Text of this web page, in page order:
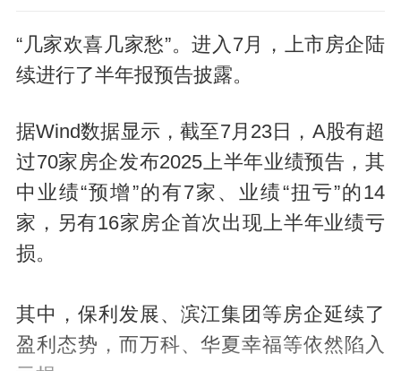
“几家欢喜几家愁”。进入7月，上市房企陆
续进行了半年报预告披露。
据Wind数据显示，截至7月23日，A股有超
过70家房企发布2025上半年业绩预告，其
中业绩“预增”的有7家、业绩“扭亏”的14
家，另有16家房企首次出现上半年业绩亏
损。
其中，保利发展、滨江集团等房企延续了
盈利态势，而万科、华夏幸福等依然陷入